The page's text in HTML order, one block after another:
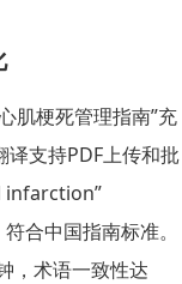
肌梗死管理指南”充
支持PDF上传和批
infarction”
合中国指南标准。
，术语一致性达